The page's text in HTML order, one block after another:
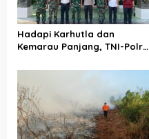
Hadapi Karhutla dan
Kemarau Panjang, TNI-Polri
Raya